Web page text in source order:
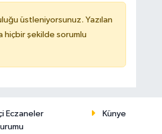
üstleniyorsunuz. Yazılan
hiçbir şekilde sorumlu
Eczaneler
Künye